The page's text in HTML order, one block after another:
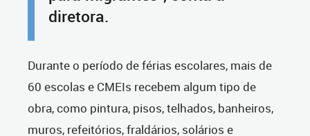
diretora.
Durante o período de férias escolares, mais de
60 escolas e CMEIs recebem algum tipo de
obra, como pintura, pisos, telhados, banheiros,
muros, refeitórios, fraldários, solários e